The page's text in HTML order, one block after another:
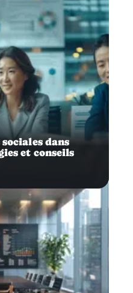
dans
et conseils